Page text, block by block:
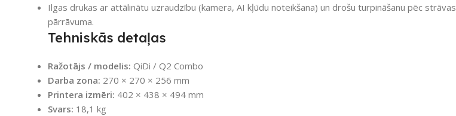
Ilgas drukas ar attālinātu uzraudzību (kamera, AI kļūdu noteikšana) un drošu turpināšanu pēc strāvas
pārrāvuma.
Tehniskās detaļas
Ražotājs / modelis: QiDi / Q2 Combo
Darba zona: 270 × 270 × 256 mm
Printera izmēri: 402 × 438 × 494 mm
Svars: 18,1 kg